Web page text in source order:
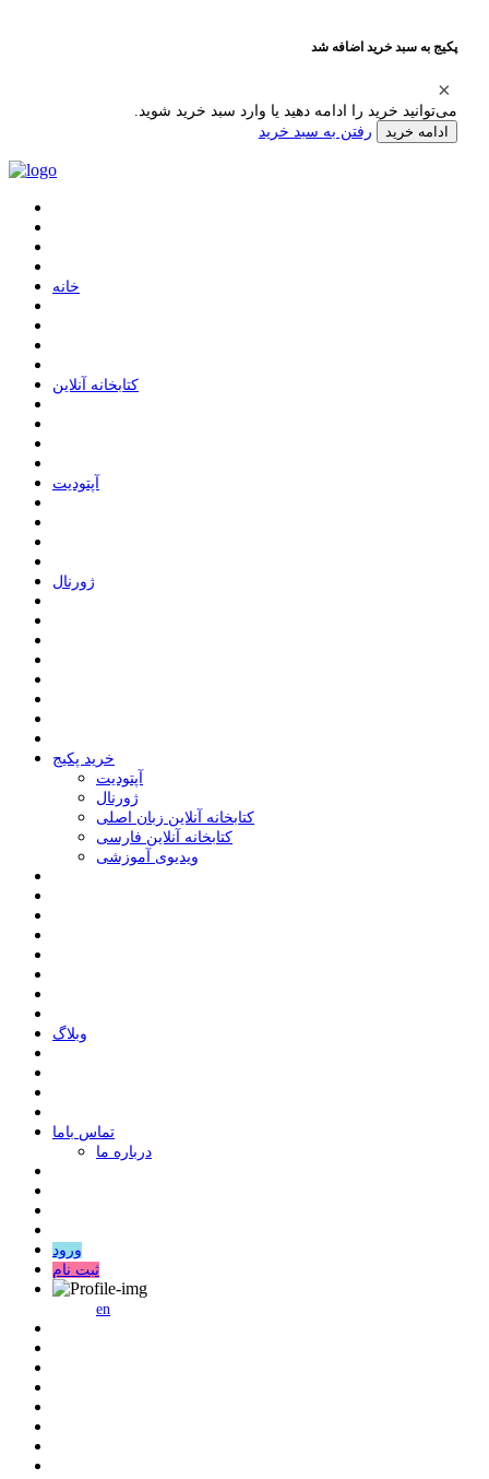
پکیج به سبد خرید اضافه شد
می‌توانید خرید را ادامه دهید یا وارد سبد خرید شوید.
ادامه خرید رفتن به سبد خرید
ﺧﺎﻧﻪ
ﮐﺘﺎﺑﺨﺎﻧﻪ ﺁﻧﻼﯾﻦ
ﺁﭘﺘﻮﺩﯾﺖ
ﮊﻭﺭﻧﺎﻝ
خرید پکیج
ﺁﭘﺘﻮﺩﯾﺖ
ﮊﻭﺭﻧﺎﻝ
کتابخانه آنلاین زبان اصلی
کتابخانه آنلاین فارسی
ویدیوی آموزشی
وبلاگ
ﺗﻤﺎﺱ ﺑﺎﻣﺎ
درباره ما
ورود
ثبت نام
en